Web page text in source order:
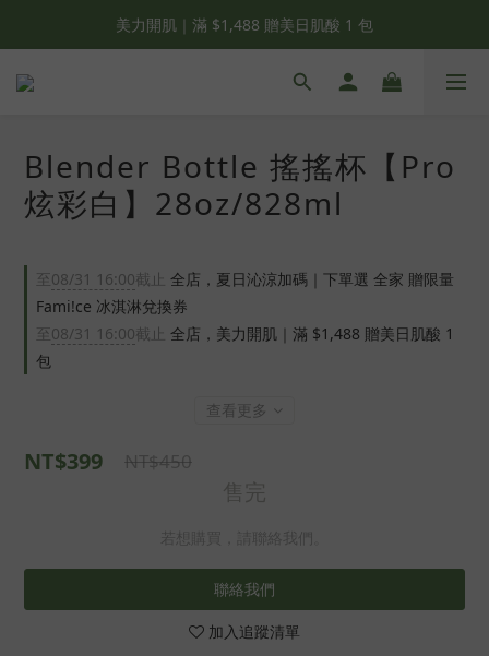
夏日輕補給｜500g 植物蛋白最低 $373 起
美力開肌｜滿 $1,488 贈美日肌酸 1 包
夏日輕補給｜500g 植物蛋白最低 $373 起
Blender Bottle 搖搖杯【Pro
炫彩白】28oz/828ml
至 08/31 16:00截止 全店，夏日沁涼加碼｜下單選 全家 贈限量
Fami!ce 冰淇淋兌換券
至 08/31 16:00截止 全店，美力開肌｜滿 $1,488 贈美日肌酸 1
包
查看更多
NT$399 NT$450
售完
若想購買，請聯絡我們。
聯絡我們
加入追蹤清單